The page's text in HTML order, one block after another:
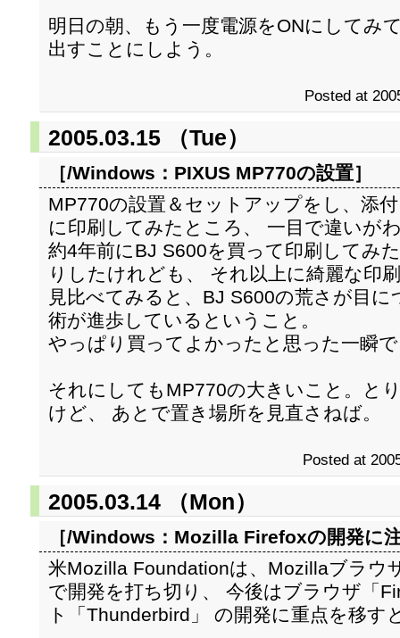
明日の朝、もう一度電源をONにしてみ
出すことにしよう。
Posted at
2005.03.15 （Tue）
［/Windows： PIXUS MP770の設置］
MP770の設置＆セットアップをし、添
に印刷してみたところ、 一目で違いが
約4年前にBJ S600を買って印刷してみ
りしたけれども、 それ以上に綺麗な印
見比べてみると、BJ S600の荒さが目
術が進歩しているということ。
やっぱり買ってよかったと思った一瞬
それにしてもMP770の大きいこと。と
けど、 あとで置き場所を見直さねば。
Posted at
2005.03.14 （Mon）
［/Windows： Mozilla Firefoxの開発に
米Mozilla Foundationは、Mozillaブラウ
で開発を打ち切り、 今後はブラウザ「
ト「Thunderbird」 の開発に重点を移す